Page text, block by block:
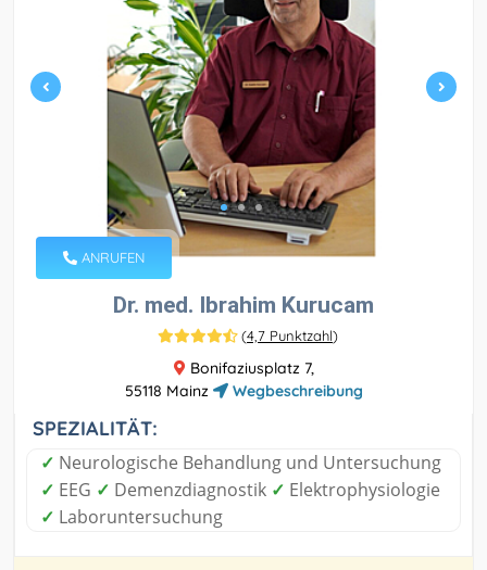
ANRUFEN
Dr. med. Ibrahim Kurucam
(4,7 Punktzahl)
Bonifaziusplatz 7,
55118 Mainz
Wegbeschreibung
SPEZIALITÄT:
✓ Neurologische Behandlung und Untersuchung
✓ EEG ✓ Demenzdiagnostik ✓ Elektrophysiologie
✓ Laboruntersuchung